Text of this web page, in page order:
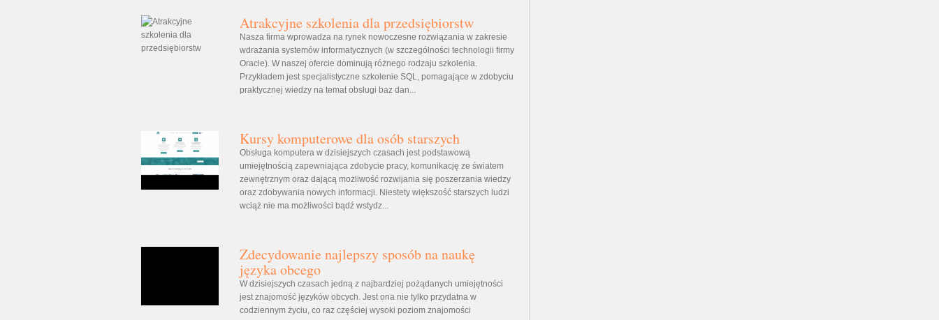
Atrakcyjne szkolenia dla przedsiębiorstw
Nasza firma wprowadza na rynek nowoczesne rozwiązania w zakresie
wdrażania systemów informatycznych (w szczególności technologii firmy
Oracle). W naszej ofercie dominują różnego rodzaju szkolenia.
Przykładem jest specjalistyczne szkolenie SQL, pomagające w zdobyciu
praktycznej wiedzy na temat obsługi baz dan...
Kursy komputerowe dla osób starszych
Obsługa komputera w dzisiejszych czasach jest podstawową
umiejętnością zapewniająca zdobycie pracy, komunikację ze światem
zewnętrznym oraz dającą możliwość rozwijania się poszerzania wiedzy
oraz zdobywania nowych informacji. Niestety większość starszych ludzi
wciąż nie ma możliwości bądź wstydz...
Zdecydowanie najlepszy sposób na naukę
języka obcego
W dzisiejszych czasach jedną z najbardziej pożądanych umiejętności
jest znajomość języków obcych. Jest ona nie tylko przydatna w
codziennym życiu, co raz częściej wysoki poziom znajomości